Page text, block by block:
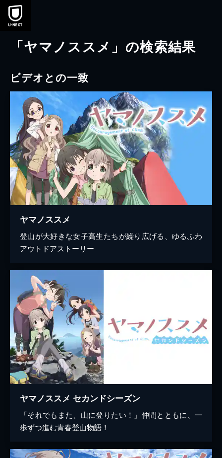
本文へスキップ
「ヤマノススメ」の検索結果
ビデオとの一致
ヤマノススメ
登山が大好きな女子高生たちが繰り広げる、ゆるふわ
アウトドアストーリー
ヤマノススメ セカンドシーズン
「それでもまた、山に登りたい！」仲間とともに、一
歩ずつ進む青春登山物語！